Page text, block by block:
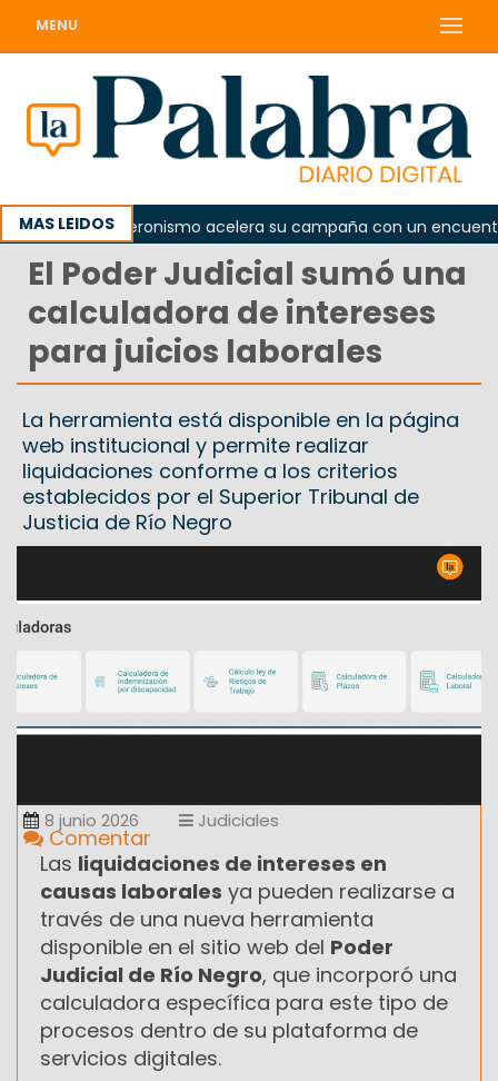
MENU
MAS LEIDOSEl peronismo acelera su campaña con un encuentro
El Poder Judicial sumó una
calculadora de intereses
para juicios laborales
La herramienta está disponible en la página
web institucional y permite realizar
liquidaciones conforme a los criterios
establecidos por el Superior Tribunal de
Justicia de Río Negro
8 junio 2026 Judiciales
Comentar
Las liquidaciones de intereses en
causas laborales ya pueden realizarse a
través de una nueva herramienta
disponible en el sitio web del Poder
Judicial de Río Negro, que incorporó una
calculadora específica para este tipo de
procesos dentro de su plataforma de
servicios digitales.